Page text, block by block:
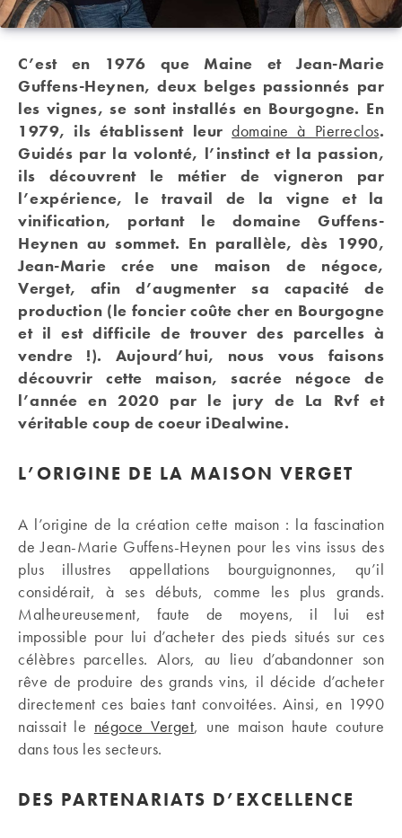
C’est en 1976 que Maine et Jean-Marie
Guffens-Heynen, deux belges passionnés par
les vignes, se sont installés en Bourgogne. En
1979, ils établissent leurdomaine à Pierreclos.
Guidés par la volonté, l’instinct et la passion,
ils découvrent le métier de vigneron par
l’expérience, le travail de la vigne et la
vinification, portant le domaine Guffens-
Heynen au sommet. En parallèle, dès 1990,
Jean-Marie crée une maison de négoce,
Verget, afin d’augmenter sa capacité de
production (le foncier coûte cher en Bourgogne
et il est difficile de trouver des parcelles à
vendre !).
Aujourd’hui, nous vous faisons
découvrir cette maison, sacrée négoce de
l’année en 2020 par le jury de La Rvf et
véritable coup de coeur iDealwine.
L’ORIGINE DE LA MAISON VERGET
A l’origine de la création cette maison : la fascination
de Jean-Marie Guffens-Heynen pour les vins issus des
plus illustres appellations bourguignonnes, qu’il
considérait, à ses débuts, comme les plus grands.
Malheureusement, faute de moyens, il lui est
impossible pour lui d’acheter des pieds situés sur ces
célèbres parcelles. Alors, au lieu d’abandonner son
rêve de produire des grands vins, il décide d’acheter
directement ces baies tant convoitées. Ainsi, en 1990
naissait le négoce Verget, une maison haute couture
dans tous les secteurs.
DES PARTENARIATS D’EXCELLENCE